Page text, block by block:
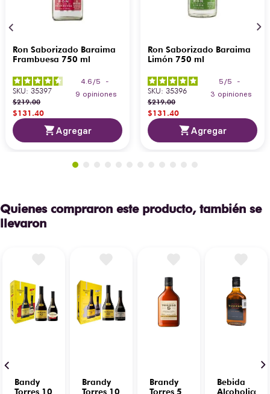
Ron Saborizado Baraima
Frambuesa 750 ml
4.6 /5
-
9 opiniones
SKU: 35397
$219.00
$131.40
Agregar
Ron Saborizado Baraima
Limón 750 ml
5 /5
-
3 opiniones
SKU: 35396
$219.00
$131.40
Agregar
Quienes compraron este producto, también se
llevaron
Bandy
Torres 10
Brandy
Torres 10
Brandy
Torres 5
Bebida
Alcoholica